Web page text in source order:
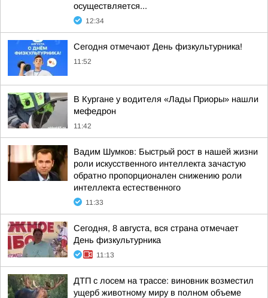
осуществляется...
12:34
Сегодня отмечают День физкультурника!
11:52
В Кургане у водителя «Лады Приоры» нашли
мефедрон
11:42
Вадим Шумков: Быстрый рост в нашей жизни
роли искусственного интеллекта зачастую
обратно пропорционален снижению роли
интеллекта естественного
11:33
Сегодня, 8 августа, вся страна отмечает
День физкультурника
11:13
ДТП с лосем на трассе: виновник возместил
ущерб животному миру в полном объеме